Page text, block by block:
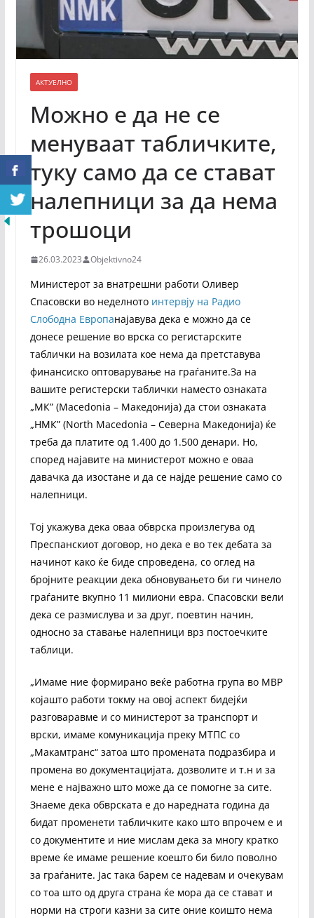
АКТУЕЛНО
Можно е да не се
менуваат табличките,
туку само да се стават
налепници за да нема
трошоци
26.03.2023 Objektivno24
Министерот за внатрешни работи Оливер
Спасовски во неделнотоинтервју на Радио
Слободна Европанајавувa дека е можно да се
донесе решение во врска со регистарските
таблички на возилата кое нема да претставува
финансиско оптоварување на граѓаните.За на
вашите регистерски таблички наместо ознаката
„МК” (Macedonia – Македонија) да стои ознаката
„НМК” (North Macedonia – Северна Македонија) ќе
треба да платите од 1.400 до 1.500 денари. Но,
според најавите на министерот можно е оваа
давачка да изостане и да се најде решение само со
налепници.
Тој укажува дека оваа обврска произлегува од
Преспанскиот договор, но дека е во тек дебата за
начинот како ќе биде спроведена, со оглед на
бројните реакции дека обновувањето би ги чинело
граѓаните вкупно 11 милиони евра. Спасовски вели
дека се размислува и за друг, поевтин начин,
односно за ставање налепници врз постоечките
таблици.
„Имаме ние формирано веќе работна група во МВР
којашто работи токму на овој аспект бидејќи
разговаравме и со министерот за транспорт и
врски, имаме комуникација преку МТПС со
„Макамтранс“ затоа што промената подразбира и
промена во документацијата, дозволите и т.н и за
мене е најважно што може да се помогне за сите.
Знаеме дека обврската е до наредната година да
бидат променети табличките како што впрочем е и
со документите и ние мислам дека за многу кратко
време ќе имаме решение коешто би било поволно
за граѓаните. Јас така барем се надевам и очекувам
со тоа што од друга страна ќе мора да се стават и
норми на строги казни за сите оние коишто нема